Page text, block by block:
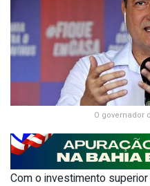
O governador
Com o investimento